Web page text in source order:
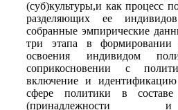
(суб)культуры,и как процесс
разделяющих ее
собранные эмпирические
три этапа в формировании
освоения индивидом
соприкосновении с
включение и
сфере политики в
(принадлежности и